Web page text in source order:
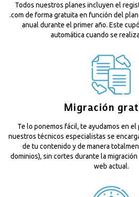
Todos nuestros planes incluyen el
.com de forma gratuita en función del
anual durante el primer año. Este
automática cuando se
Migración
Te lo ponemos fácil, te ayudamos en
nuestros técnicos especialistas se
de tu contenido y de manera
dominios), sin cortes durante la
web actual.